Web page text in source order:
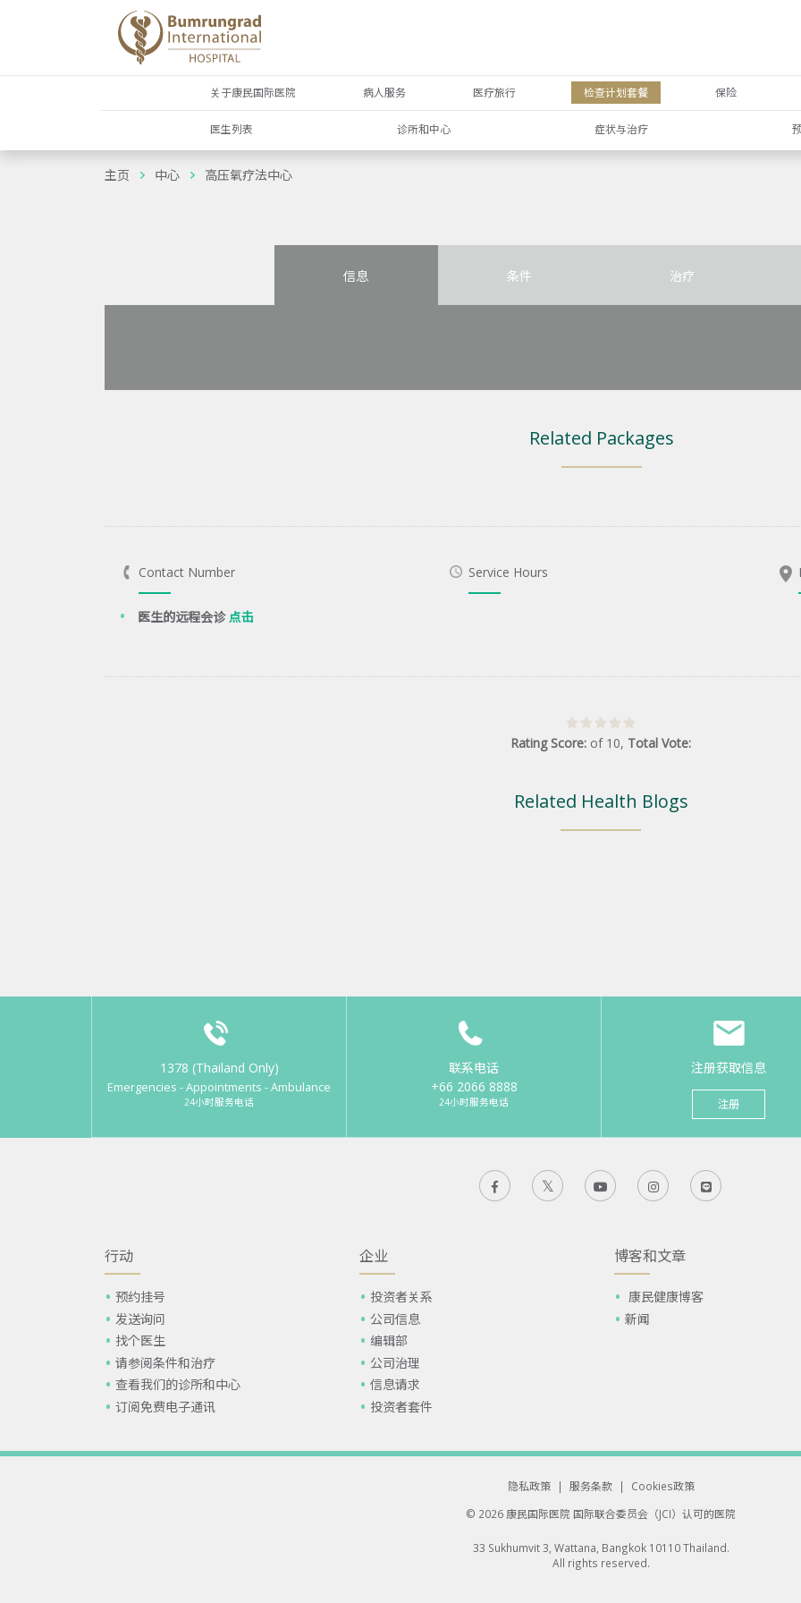
关于康民国际医院 病人服务 医疗旅行 检查计划套餐 保险
医生列表 诊所和中心 症状与治疗
主页 中心 高压氧疗法中心
信息 条件 治疗
Related Packages
Contact Number
医生的远程会诊点击
Service Hours
Rating Score: of 10, Total Vote:
Related Health Blogs
1378 (Thailand Only)
Emergencies - Appointments - Ambulance
24小时服务电话
联系电话
+66 2066 8888
24小时服务电话
注册获取信息
注册
行动
预约挂号
发送询问
找个医生
请参阅条件和治疗
查看我们的诊所和中心
订阅免费电子通讯
企业
投资者关系
公司信息
编辑部
公司治理
信息请求
投资者套件
博客和文章
康民健康博客
新闻
隐私政策 | 服务条款 |
Cookies政策
© 2026 康民国际医院 国际联合委员会（JCI）认可的医院
33 Sukhumvit 3, Wattana, Bangkok 10110 Thailand.
All rights reserved.